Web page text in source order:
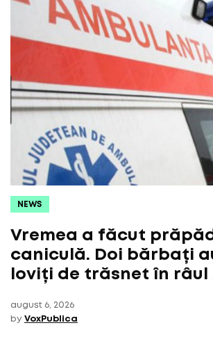
NEWS
Vremea a făcut
caniculă. Doi bărbați
loviți de trăsnet în râul
august 6, 2026
by VoxPublica